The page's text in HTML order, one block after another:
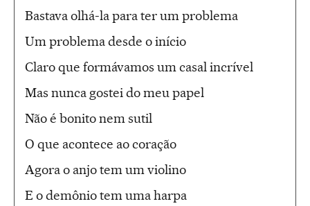
Bastava olhá-la para ter um problema
Um problema desde o início
Claro que formávamos um casal incrível
Mas nunca gostei do meu papel
Não é bonito nem sutil
O que acontece ao coração
Agora o anjo tem um violino
E o demônio tem uma harpa